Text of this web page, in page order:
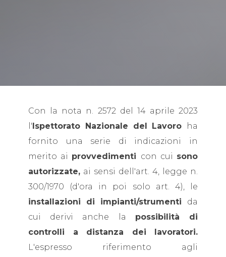
Con la nota n. 2572 del 14 aprile 2023
l' Ispettorato Nazionale del Lavoro
ha
fornito una serie di indicazioni in
merito ai provvedimenti con cui sono
autorizzate, ai sensi dell'art. 4, legge n.
300/1970 (d'ora in poi solo art. 4), le
installazioni di impianti/strumenti da
cui derivi anche la possibilità di
controlli a distanza dei lavoratori.
L'espresso riferimento agli